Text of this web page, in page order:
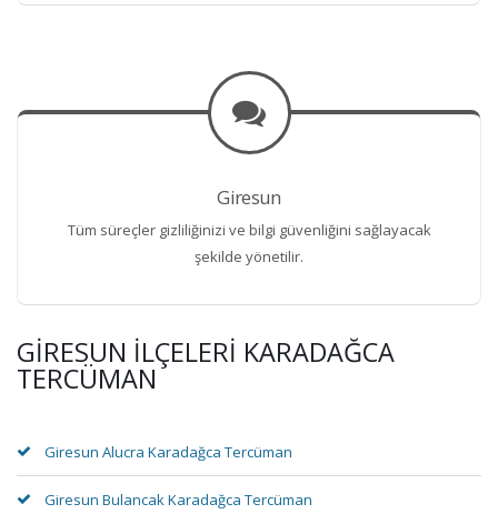
Giresun
Tüm süreçler gizliliğinizi ve bilgi güvenliğini sağlayacak
şekilde yönetilir.
GIRESUN İLÇELERI KARADAĞCA
TERCÜMAN
Giresun Alucra Karadağca Tercüman
Giresun Bulancak Karadağca Tercüman